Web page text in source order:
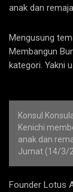
anak dan
Mengusung
Membangun
kategori. Yakni
Konsul
Kenichi
anak dan
Jumat (14/3/
Founder Lotus